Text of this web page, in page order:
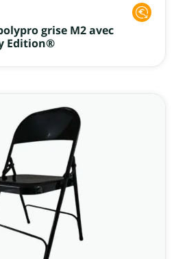
grise M2 avec
Edition®